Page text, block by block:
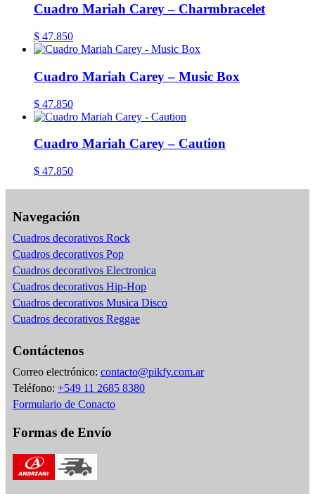
Cuadro Mariah Carey – Charmbracelet
$ 47.850
Cuadro Mariah Carey – Music Box
$ 47.850
Cuadro Mariah Carey – Caution
$ 47.850
Navegación
Cuadros decorativos Rock
Cuadros decorativos Pop
Cuadros decorativos Electronica
Cuadros decorativos Hip-Hop
Cuadros decorativos Musica Disco
Cuadros decorativos Reggae
Contáctenos
Correo electrónico: contacto@pikfy.com.ar
Teléfono: +549 11 2685 8380
Formulario de Conacto
Formas de Envío